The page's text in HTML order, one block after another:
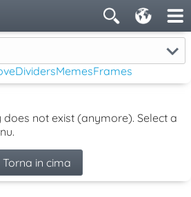
DividersMemesFrames
not exist (anymore). Select a
Torna in cima